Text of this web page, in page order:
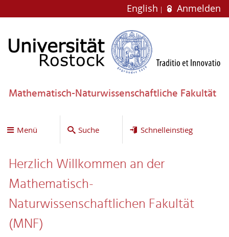
English Anmelden
Mathematisch-Naturwissenschaftliche Fakultät
Menü Suche Schnelleinstieg
Herzlich Willkommen an der
Mathematisch-
Naturwissenschaftlichen Fakultät
(MNF)